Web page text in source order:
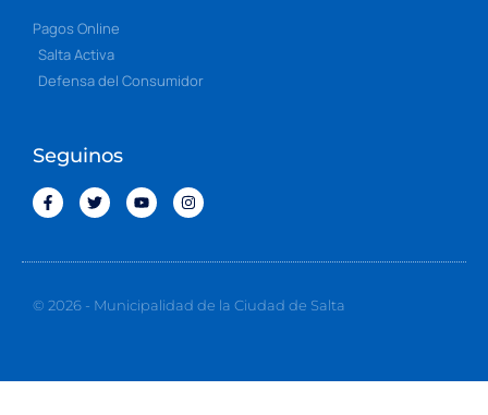
Pagos Online
Salta Activa
Defensa del Consumidor
Seguinos
© 2026 - Municipalidad de la Ciudad de Salta